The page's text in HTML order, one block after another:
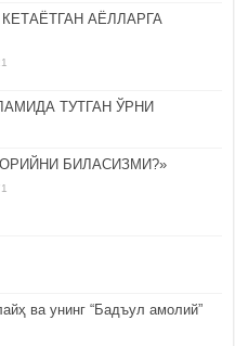
АЁЛЛАРГА
ТУТГАН ЎРНИ
БИЛАСИЗМИ?»
ва унинг “Бадъул амолий”